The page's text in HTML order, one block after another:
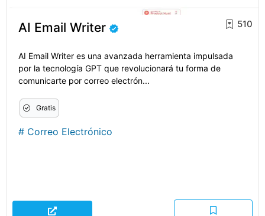
AI Email Writer 510
AI Email Writer es una avanzada herramienta impulsada
por la tecnología GPT que revolucionará tu forma de
comunicarte por correo electrón...
Gratis
# Correo Electrónico